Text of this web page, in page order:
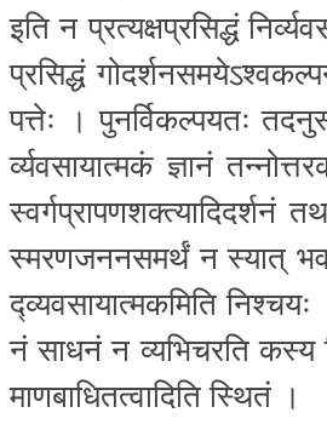
इति न प्र­त्य­क्ष­प्र­सि­द्धं
प्र­सि­द्धं गो­द­र्श­न­स­म­ये­ऽ­श्व­क
प­त्तेः । पु­न­र्वि­क­ल्प­य­तः
र्व्य­व­सा­या­त्म­कं ज्ञानं
स्व­र्ग­प्रा­प­ण­श­क्त्या­दिदर्शनं
स्म­र­ण­ज­न­न­स­म­र्थं न स्यात्
द्व्य­व­सा­या­त्म­क­मि­ति
नं साधनंन व्य­भि­च­र­ति कस्य
मा­ण­बा­धि­त­त्वा­दि­ति स्थितं ।